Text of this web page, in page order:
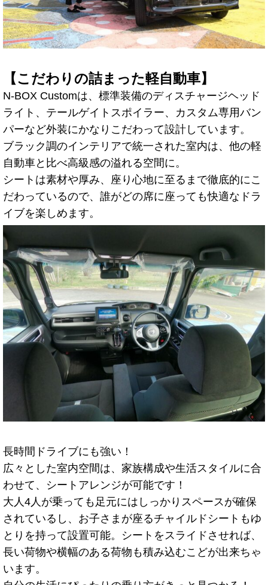
【こだわりの詰まった軽自動車】
N-BOX Customは、標準装備のディスチャージヘッド
ライト、テールゲイトスポイラー、カスタム専用バン
パーなど外装にかなりこだわって設計しています。
ブラック調のインテリアで統一された室内は、他の軽
自動車と比べ高級感の溢れる空間に。
シートは素材や厚み、座り心地に至るまで徹底的にこ
だわっているので、誰がどの席に座っても快適なドラ
イブを楽しめます。
長時間ドライブにも強い！
広々とした室内空間は、家族構成や生活スタイルに合
わせて、シートアレンジが可能です！
大人4人が乗っても足元にはしっかりスペースが確保
されているし、お子さまが座るチャイルドシートもゆ
とりを持って設置可能。シートをスライドさせれば、
長い荷物や横幅のある荷物も積み込むこどが出来ちゃ
います。